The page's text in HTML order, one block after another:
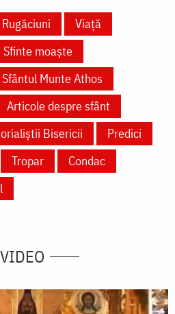
Rugăciuni
Viață
Sfinte moaște
Sfântul Munte Athos
Articole despre sfânt
Bisericii
Predici
Tropar
Condac
VIDEO